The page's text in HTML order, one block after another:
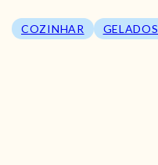
COZINHAR GELADOS